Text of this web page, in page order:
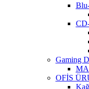
Gaming
OFİS